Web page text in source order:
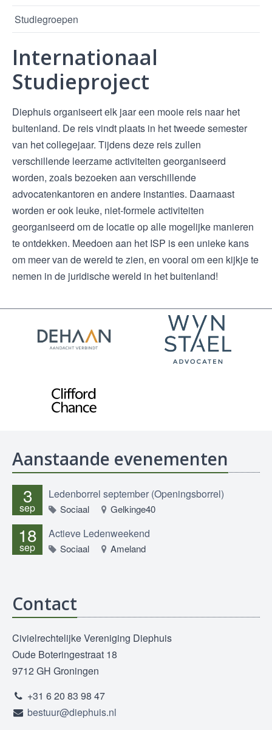
Studiegroepen
Internationaal
Studieproject
Diephuis organiseert elk jaar een mooie reis naar het
buitenland. De reis vindt plaats in het tweede semester
van het collegejaar. Tijdens deze reis zullen
verschillende leerzame activiteiten georganiseerd
worden, zoals bezoeken aan verschillende
advocatenkantoren en andere instanties. Daarnaast
worden er ook leuke, niet-formele activiteiten
georganiseerd om de locatie op alle mogelijke manieren
te ontdekken. Meedoen aan het ISP is een unieke kans
om meer van de wereld te zien, en vooral om een kijkje te
nemen in de juridische wereld in het buitenland!
Aanstaande evenementen
3
sep
Ledenborrel september (Openingsborrel)
Sociaal Gelkinge40
18
sep
Actieve Ledenweekend
Sociaal Ameland
Contact
Civielrechtelijke Vereniging Diephuis
Oude Boteringestraat 18
9712 GH Groningen
+31 6 20 83 98 47
bestuur@diephuis.nl